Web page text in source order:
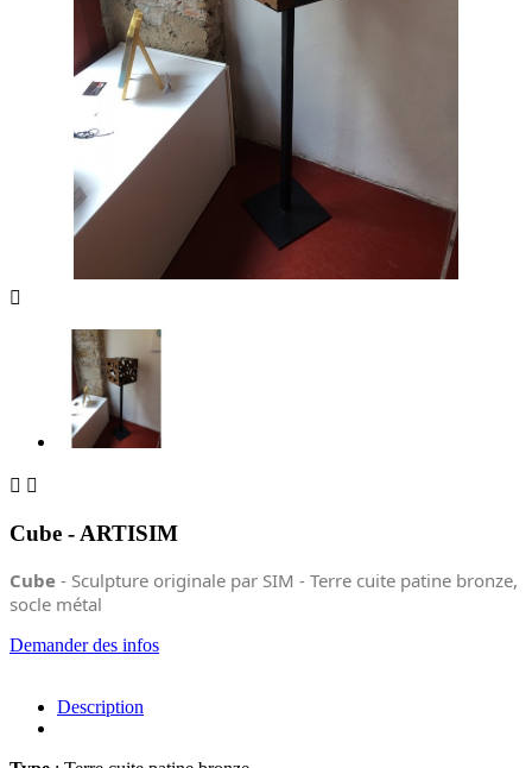

 
Cube - ARTISIM
Cube - Sculpture originale par SIM - Terre cuite patine bronze,
socle métal
Demander des infos
Description